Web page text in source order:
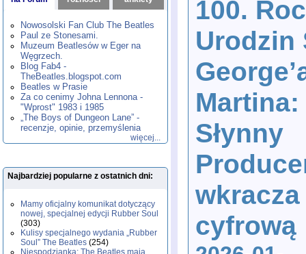
,1982,1983 ,1984,
1985,1986,1987 ,1988,1989,
1990, 1991,1992,1993
1995,1996 ,1997,1998 ,1999,
2000,2001, 2004
2005,2006, 2007
2010,2011,2012,2013,2014
2015,2016, 2017,
2020,2021,2022,2023,2024 ,
2025,2026
Nowosolski Fan Club The Beatles
Paul ze Stonesami.
Muzeum Beatlesów w Eger na
Węgrzech.
Blog Fab4 -
TheBeatles.blogspot.com
Beatles w Prasie
Za co cenimy Johna Lennona -
"Wprost" 1983 i 1985
„The Boys of Dungeon Lane” -
recenzje, opinie, przemyślenia
więcej...
Najbardziej popularne z ostatnich dni:
Mamy oficjalny komunikat dotyczący
nowej, specjalnej edycji Rubber Soul
(303)
Kulisy specjalnego wydania „Rubber
Soul” The Beatles (254)
Niespodzianka: The Beatles mają
100.
Urodzin
Martina:
Słynny
cyfrową